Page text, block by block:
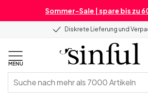
Sommer-Sale | spare bis zu
Diskrete Lieferung und
MENU